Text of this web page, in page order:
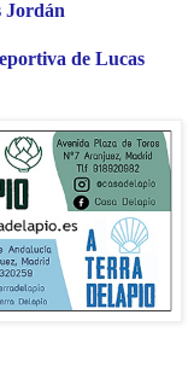
Jordán
de Lucas